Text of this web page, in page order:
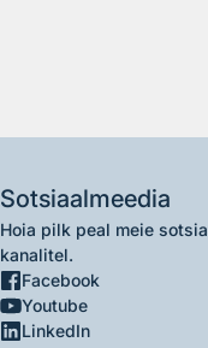
Sotsiaalmeedia
Hoia pilk peal meie
kanalitel.
Facebook
Youtube
LinkedIn